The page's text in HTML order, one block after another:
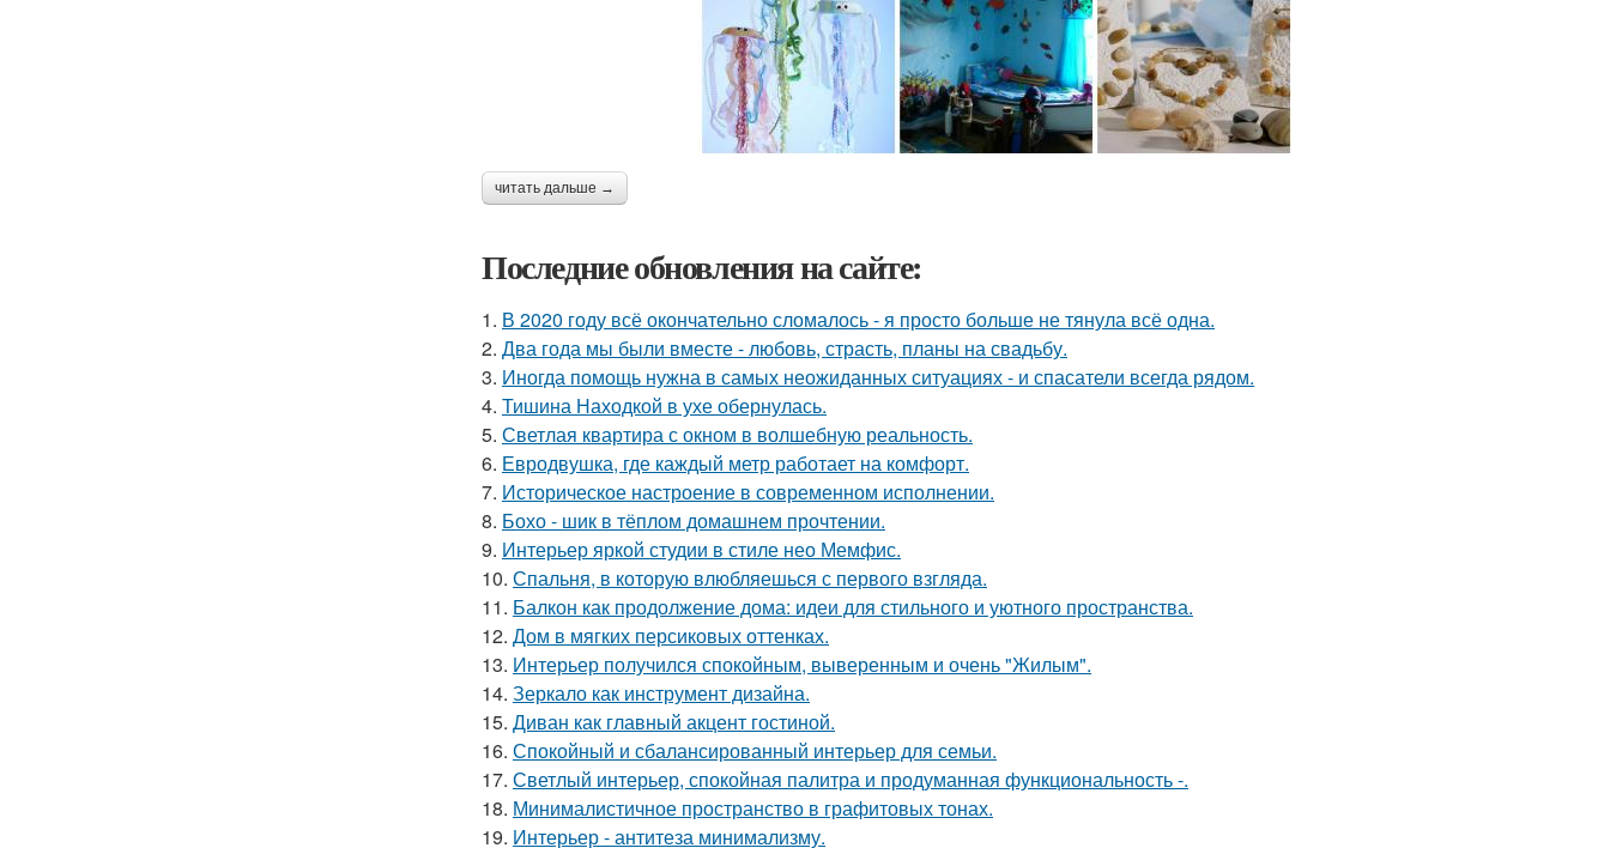
читать дальше →
Последние обновления на сайте:
1. В 2020 году всё окончательно сломалось - я просто больше не тянула всё одна.
2. Два года мы были вместе - любовь, страсть, планы на свадьбу.
3. Иногда помощь нужна в самых неожиданных ситуациях - и спасатели всегда рядом.
4. Тишина Находкой в ухе обернулась.
5. Светлая квартира с окном в волшебную реальность.
6. Евродвушка, где каждый метр работает на комфорт.
7. Историческое настроение в современном исполнении.
8. Бохо - шик в тёплом домашнем прочтении.
9. Интерьер яркой студии в стиле нео Мемфис.
10. Спальня, в которую влюбляешься с первого взгляда.
11. Балкон как продолжение дома: идеи для стильного и уютного пространства.
12. Дом в мягких персиковых оттенках.
13. Интерьер получился спокойным, выверенным и очень "Жилым".
14. Зеркало как инструмент дизайна.
15. Диван как главный акцент гостиной.
16. Спокойный и сбалансированный интерьер для семьи.
17. Светлый интерьер, спокойная палитра и продуманная функциональность -.
18. Минималистичное пространство в графитовых тонах.
19. Интерьер - антитеза минимализму.